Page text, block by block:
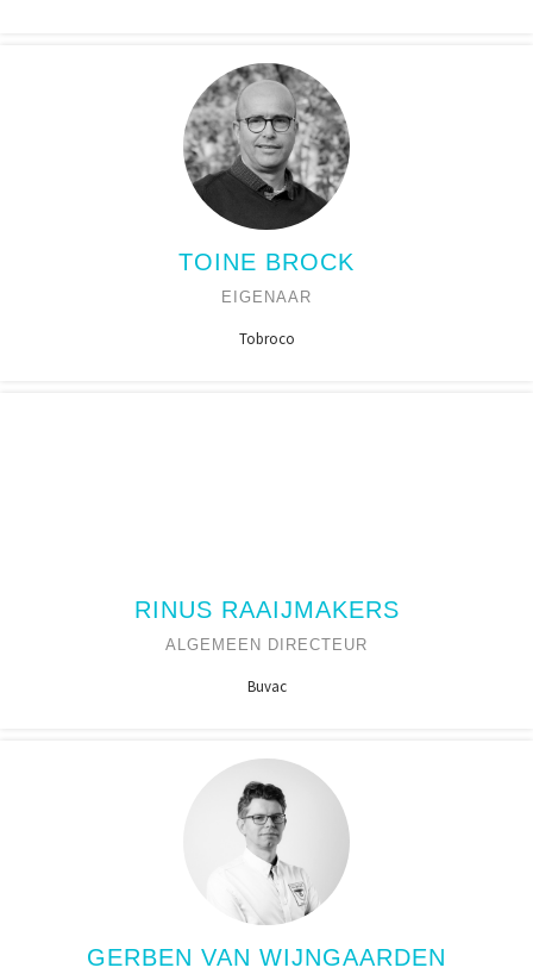
TOINE BROCK
EIGENAAR
Tobroco
RINUS RAAIJMAKERS
ALGEMEEN DIRECTEUR
Buvac
GERBEN VAN WIJNGAARDEN